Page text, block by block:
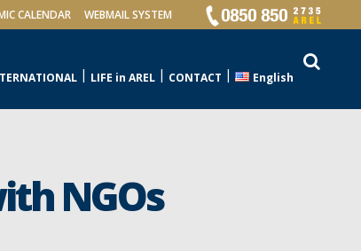
CALENDAR WEBMAIL SYSTEM
LIFE in AREL CONTACT English
NGOs